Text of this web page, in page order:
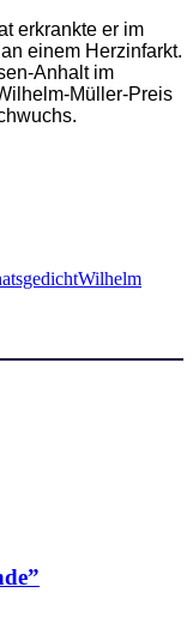
erkrankte er im
einem Herzinfarkt.
Anhalt im
Müller-Preis
Wilhelm